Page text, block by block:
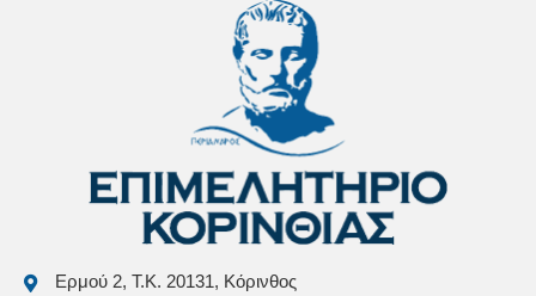
Ερμού 2, Τ.Κ. 20131, Κόρινθος